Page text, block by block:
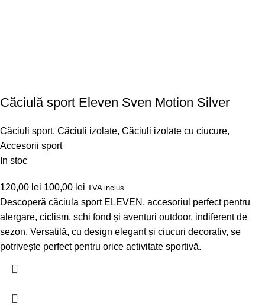
Căciulă sport Eleven Sven Motion Silver
Căciuli sport, Căciuli izolate, Căciuli izolate cu ciucure,
Accesorii sport
In stoc
120,00lei 100,00 lei TVA inclus
Descoperă căciula sport ELEVEN, accesoriul perfect pentru
alergare, ciclism, schi fond și aventuri outdoor, indiferent de
sezon. Versatilă, cu design elegant și ciucuri decorativ, se
potrivește perfect pentru orice activitate sportivă.